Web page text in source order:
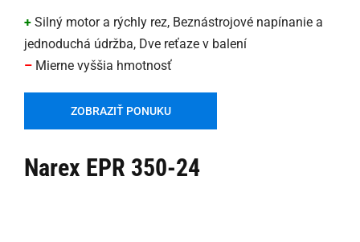
+ Silný motor a rýchly rez, Beznástrojové napínanie a
jednoduchá údržba, Dve reťaze v balení
– Mierne vyššia hmotnosť
ZOBRAZIŤ PONUKU
Narex EPR 350-24